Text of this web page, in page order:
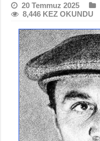
20 Temmuz 2025
8,446 KEZ OKUNDU